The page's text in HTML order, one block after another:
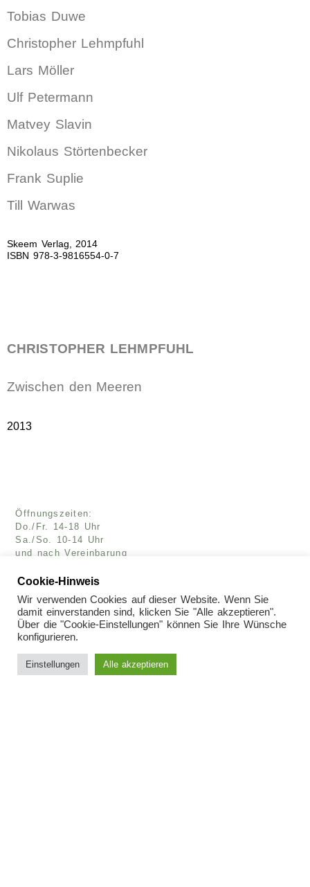
Tobias Duwe
Christopher Lehmpfuhl
Lars Möller
Ulf Petermann
Matvey Slavin
Nikolaus Störtenbecker
Frank Suplie
Till Warwas
Skeem Verlag, 2014
ISBN 978-3-9816554-0-7
CHRISTOPHER LEHMPFUHL
Zwischen den Meeren
2013
Öffnungszeiten:
Do./Fr. 14-18 Uhr
Sa./So. 10-14 Uhr
und nach Vereinbarung
Kunsthaus Müllers
24768 Rendsburg
Tel.: 04331/22805
NEWSLETTER
IMPRESSUM
Cookie-Hinweis
Wir verwenden Cookies auf dieser Website. Wenn Sie
damit einverstanden sind, klicken Sie "Alle akzeptieren".
Über die "Cookie-Einstellungen" können Sie Ihre Wünsche
konfigurieren.
Einstellungen Alle akzeptieren